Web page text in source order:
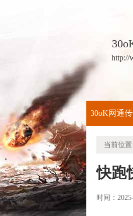
http://
30oK网通
当前位置
快跑
时间：